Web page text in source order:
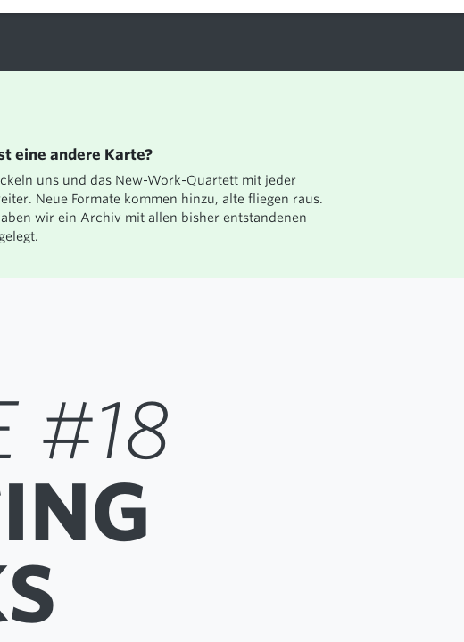
MANIFEST
JOBS
KONTAKT
BLOG
LINKEDIN
eine andere Karte?
uns und das New-Work-Quartett mit jeder
Neue Formate kommen hinzu, alte fliegen raus.
wir ein Archiv mit allen bisher entstandenen
#18